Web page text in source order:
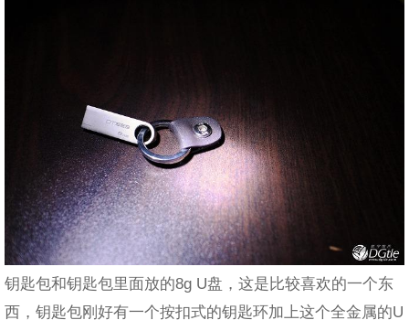
钥匙包和钥匙包里面放的8g U盘，这是比较喜欢的一个东
西，钥匙包刚好有一个按扣式的钥匙环加上这个全金属的U